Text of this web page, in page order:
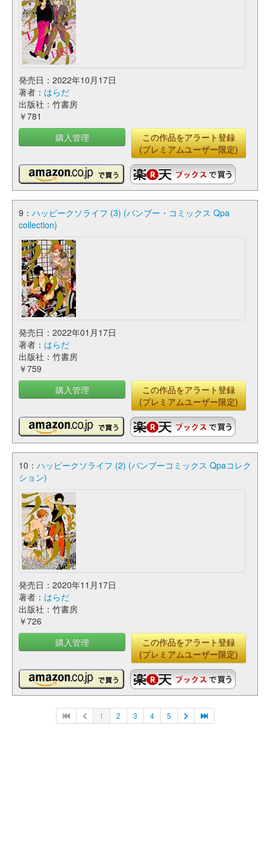
発売日：2022年10月17日
著者： はらだ
出版社：竹書房
￥781
購入管理
この作品をアラート登録
(プレミアムユーザー限定)
9： ハッピークソライフ (3) (バンブー・コミックス Qpa
collection)
発売日：2022年01月17日
著者： はらだ
出版社：竹書房
￥759
購入管理
この作品をアラート登録
(プレミアムユーザー限定)
10： ハッピークソライフ (2) (バンブーコミックス Qpaコレク
ション)
発売日：2020年11月17日
著者： はらだ
出版社：竹書房
￥726
購入管理
この作品をアラート登録
(プレミアムユーザー限定)
1 2 3 4 5